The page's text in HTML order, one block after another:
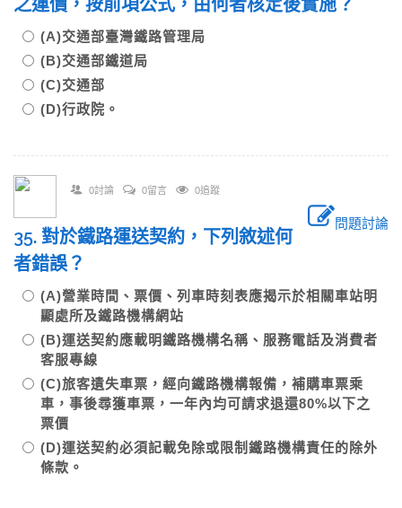
(A)交通部臺灣鐵路管理局
(B)交通部鐵道局
(C)交通部
(D)行政院。
0討論 0留言 0追蹤
問題討論
35. 對於鐵路運送契約，下列敘述何
者錯誤？
(A)營業時間、票價、列車時刻表應揭示於相關車站明
顯處所及鐵路機構網站
(B)運送契約應載明鐵路機構名稱、服務電話及消費者
客服專線
(C)旅客遺失車票，經向鐵路機構報備，補購車票乘
車，事後尋獲車票，一年內均可請求退還80%以下之
票價
(D)運送契約必須記載免除或限制鐵路機構責任的除外
條款。